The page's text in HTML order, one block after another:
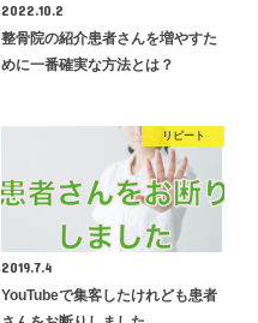
2022.10.2
整骨院の紹介患者さんを増やすた
めに一番確実な方法とは？
リピート
2019.7.4
YouTubeで集客したけれども患者